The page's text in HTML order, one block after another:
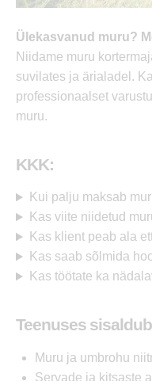
Ülekasvanud muru?
Niidame muru
suvilates ja ärialadel.
professionaalset
muru.
KKK:
Kui palju maksab
Kas viite niidetud
Kas klient peab ala
Kas saab sõlmida
Kas töötate ka
Teenuses
Muru ja umbrohu
Servade ja kitsaste